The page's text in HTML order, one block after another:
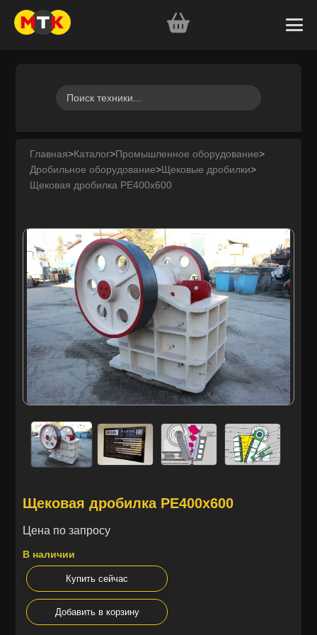
Главная>Каталог>Промышленное оборудование>
Дробильное оборудование>Щековые дробилки>
Щековая дробилка PE400x600
Щековая дробилка PE400x600
Цена по запросу
В наличии
Купить сейчас
Добавить в корзину